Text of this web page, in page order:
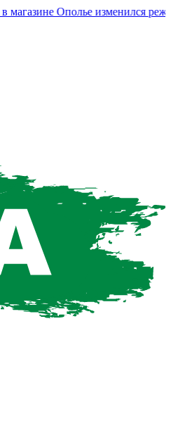
Ополье изменился режим